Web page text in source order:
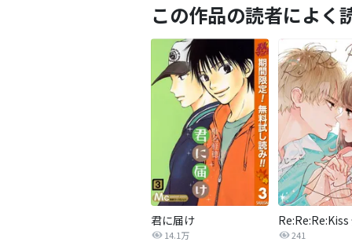
この作品の読者によく
君に届け
14.1万 241